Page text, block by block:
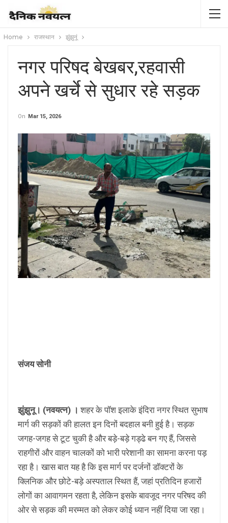
Home राजस्थान झुंझुनूं
नगर परिषद बेखबर,रहवासी
अपने खर्चे से सुधार रहे सड़क
On Mar 15, 2026
संजय सोनी
झुंझुनू। (नवयत्न) । शहर के पॉश इलाके इंदिरा नगर स्थित सुभाष
मार्ग की सड़कों की हालत इन दिनों बदहाल बनी हुई है। सड़क
जगह-जगह से टूट चुकी है और बड़े-बड़े गड्ढे बन गए हैं, जिससे
राहगीरों और वाहन चालकों को भारी परेशानी का सामना करना पड़
रहा है। खास बात यह है कि इस मार्ग पर दर्जनों डॉक्टरों के
क्लिनिक और छोटे-बड़े अस्पताल स्थित हैं, जहां प्रतिदिन हजारों
लोगों का आवागमन रहता है, लेकिन इसके बावजूद नगर परिषद की
ओर से सड़क की मरम्मत को लेकर कोई ध्यान नहीं दिया जा रहा।